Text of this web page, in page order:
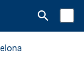
Abrir la